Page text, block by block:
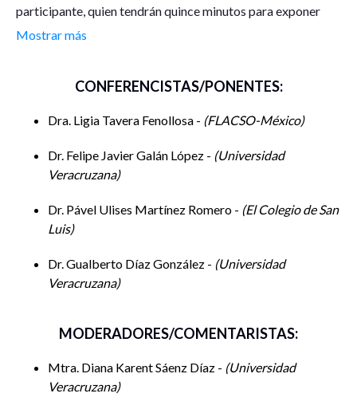
participante, quien tendrán quince minutos para exponer
(oral o escrito) su tema a abordar. Al término de las
emitan comentarios. Los panelistas responderán de manera
panel, agradeciendo al público por su asistencia y a los
penalistas por socializar sus investigaciones.
Mostrar más
CONFERENCISTAS/PONENTES:
Dra. Ligia Tavera Fenollosa - FLACSO-México
Dr. Felipe Javier Galán López - Universidad
Veracruzana
Dr. Pável Ulises Martínez Romero - El Colegio de San
Luis
Dr. Gualberto Díaz González - Universidad
Veracruzana
MODERADORES/COMENTARISTAS:
Mtra. Diana Karent Sáenz Díaz - Universidad
Veracruzana